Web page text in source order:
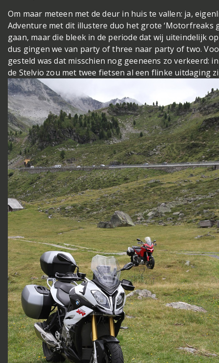
Om maar meteen met de deur in huis te vallen: ja,
Adventure met dit illustere duo het grote ‘Motorfreaks
gaan, maar die bleek in de periode dat wij uiteindelijk
dus gingen we van party of three naar party of two.
gesteld was dat misschien nog geeneens zo verkeerd:
de Stelvio zou met twee fietsen al een flinke uitdaging